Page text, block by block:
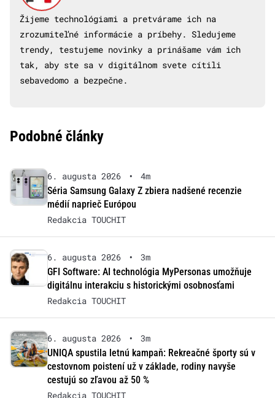
Žijeme technológiami a pretvárame ich na
zrozumiteľné informácie a príbehy. Sledujeme
trendy, testujeme novinky a prinášame vám ich
tak, aby ste sa v digitálnom svete cítili
sebavedomo a bezpečne.
Podobné články
6. augusta 2026 •
4m
Séria Samsung Galaxy Z zbiera nadšené recenzie
médií naprieč Európou
Redakcia TOUCHIT
6. augusta 2026 •
3m
GFI Software: AI technológia MyPersonas umožňuje
digitálnu interakciu s historickými osobnosťami
Redakcia TOUCHIT
6. augusta 2026 •
3m
UNIQA spustila letnú kampaň: Rekreačné športy sú v
cestovnom poistení už v základe, rodiny navyše
cestujú so zľavou až 50 %
Redakcia TOUCHIT